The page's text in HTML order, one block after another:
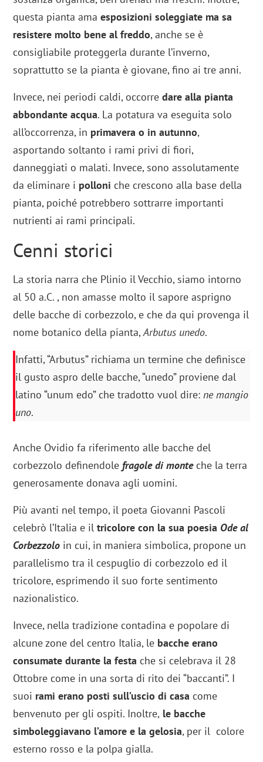
questa pianta amaesposizioni soleggiate ma sa
resistere molto bene al freddo, anche se è
consigliabile proteggerla durante l’inverno,
soprattutto se la pianta è giovane, fino ai tre anni.
Invece, nei periodi caldi, occorredare alla pianta
abbondante acqua. La potatura va eseguita solo
all’occorrenza, in primavera o in autunno,
asportando soltanto i rami privi di fiori,
danneggiati o malati. Invece, sono assolutamente
da eliminare i polloni che crescono alla base della
pianta, poiché potrebbero sottrarre importanti
nutrienti ai rami principali.
Cenni storici
La storia narra che Plinio il Vecchio, siamo intorno
al 50 a.C. , non amasse molto il sapore asprigno
delle bacche di corbezzolo, e che da qui provenga il
nome botanico della pianta,Arbutus unedo.
Infatti, “Arbutus” richiama un termine che definisce
il gusto aspro delle bacche, “unedo” proviene dal
latino “unum edo” che tradotto vuol dire:ne mangio
uno.
Anche Ovidio fa riferimento alle bacche del
corbezzolo definendole fragole di monteche la terra
generosamente donava agli uomini.
Più avanti nel tempo, il poeta Giovanni Pascoli
celebrò l’Italia e il tricolore con la sua poesia Ode al
Corbezzolo in cui, in maniera simbolica, propone un
parallelismo tra il cespuglio di corbezzolo ed il
tricolore, esprimendo il suo forte sentimento
nazionalistico.
Invece, nella tradizione contadina e popolare di
alcune zone del centro Italia, le bacche erano
consumate durante la festa che si celebrava il 28
Ottobre come in una sorta di rito dei “baccanti”. I
suoi rami erano posti sull’uscio di casa come
benvenuto per gli ospiti. Inoltre, le bacche
simboleggiavano l’amore e la gelosia, per il colore
esterno rosso e la polpa gialla.